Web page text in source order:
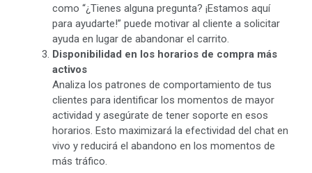
como “¿Tienes alguna pregunta? ¡Estamos aquí
para ayudarte!” puede motivar al cliente a solicitar
ayuda en lugar de abandonar el carrito.
Disponibilidad en los horarios de compra más
activos
Analiza los patrones de comportamiento de tus
clientes para identificar los momentos de mayor
actividad y asegúrate de tener soporte en esos
horarios. Esto maximizará la efectividad del chat en
vivo y reducirá el abandono en los momentos de
más tráfico.